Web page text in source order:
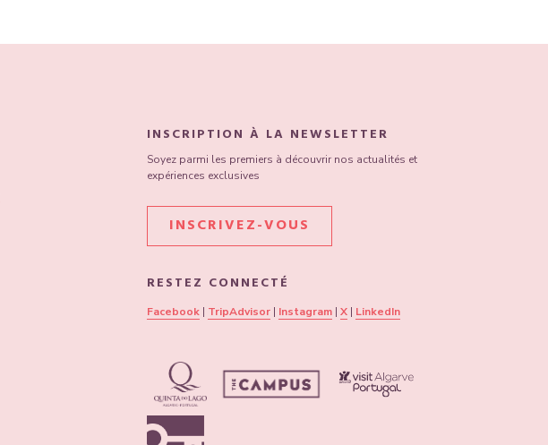
INSCRIPTION À LA NEWSLETTER
Soyez parmi les premiers à découvrir nos actualités et
expériences exclusives
INSCRIVEZ-VOUS
RESTEZ CONNECTÉ
Facebook| TripAdvisor| Instagram| X| LinkedIn